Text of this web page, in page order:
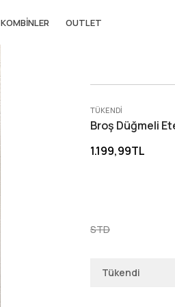
KOMBINLER OUTLET
TÜKENDI
Broş Düğmeli
1.199,99TL
STD
Tükendi